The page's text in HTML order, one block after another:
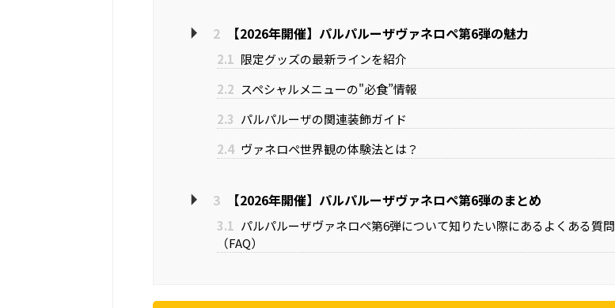
2 【2026年開催】パルパルーザヴァネロペ第6弾の魅力
2.1 限定グッズの最新ラインを紹介
2.2 スペシャルメニューの"必食”情報
2.3 パルパルーザの関連装飾ガイド
2.4 ヴァネロペ世界観の体験法とは？
3 【2026年開催】パルパルーザヴァネロペ第6弾のまとめ
3.1 パルパルーザヴァネロペ第6弾について知りたい際にあるよくある質問
（FAQ）